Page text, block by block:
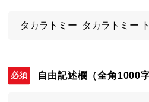
自由記述欄 （全角1000